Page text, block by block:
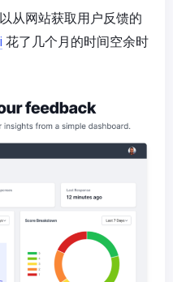
从网站获取用户反馈的
花了几个月的时间空余时